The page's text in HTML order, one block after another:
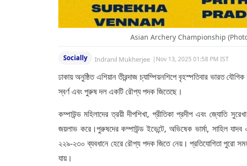
Asian Archery Championship
Socially Indranil Mukherjee | Nov 13, 2025 01:58 PM IST
ঢাকায় অনুষ্ঠিত এশিয়ান তীরন্দাজ চ্যাম্পিয়নশিপে বৃহস্পতিবার ভারত
স্বর্ণ এবং পুরুষ দল একটি রৌপ্য পদক জিতেছে।
কম্পাউন্ড মহিলাদের ত্রয়ী দীপশিখা, প্রীতিকা প্রদীপ এবং জ্যোতি
জয়লাভ করে।পুরুষদের কম্পাউন্ড ইভেন্টে, অভিষেক ভার্মা, সাহিল
২২৯-২৩০ ব্যবধানে হেরে রৌপ্য পদক জিতে নেয়। প্রতিযোগিতা পুরো
যায়।